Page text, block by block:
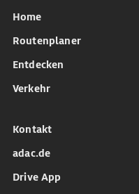
Home
Routenplaner
Entdecken
Verkehr
Kontakt
adac.de
Drive App